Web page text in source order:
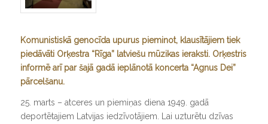
Komunistiskā genocīda upurus pieminot, klausītājiem tiek
piedāvāti Orķestra “Rīga” latviešu mūzikas ieraksti. Orķestris
informē arī par šajā gadā ieplānotā koncerta “Agnus Dei”
pārcelšanu.
25. marts – atceres un piemiņas diena 1949. gadā
deportētajiem Latvijas iedzīvotājiem. Lai uzturētu dzīvas